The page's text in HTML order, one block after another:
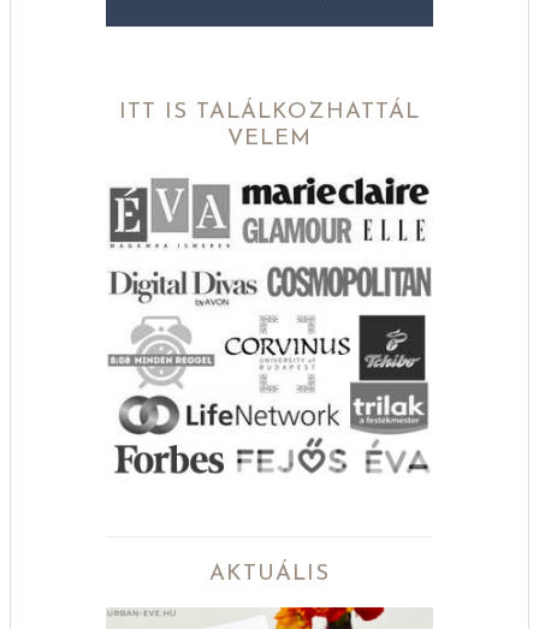
ITT IS TALÁLKOZHATTÁL
VELEM
AKTUÁLIS